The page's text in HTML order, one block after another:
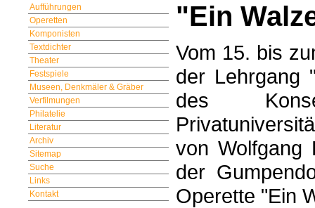
Aufführungen
Operetten
Komponisten
Textdichter
Theater
Festspiele
Museen, Denkmäler & Gräber
Verfilmungen
Philatelie
Literatur
Archiv
Sitemap
Suche
Links
Kontakt
"Ein
Vom 15. bis
der Lehrgang
des
von Wolfgang
der
Operette "Ein